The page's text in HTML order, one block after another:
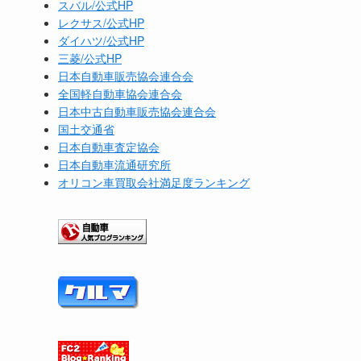
スバル/公式HP
レクサス/公式HP
ダイハツ/公式HP
三菱/公式HP
日本自動車販売協会連合会
全国軽自動車協会連合会
日本中古自動車販売協会連合会
国土交通省
日本自動車査定協会
日本自動車流通研究所
オリコン車買取会社満足度ランキング